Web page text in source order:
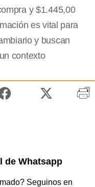
y $1.445,00
es vital para
y buscan
contexto
de Whatsapp
Seguinos en